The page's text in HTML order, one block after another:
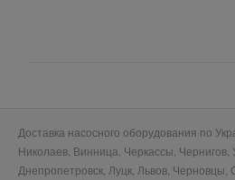
Доставка насосного оборудования по
Николаев, Винница, Черкассы, Чернигов,
Днепропетровск, Луцк, Львов, Черновцы,